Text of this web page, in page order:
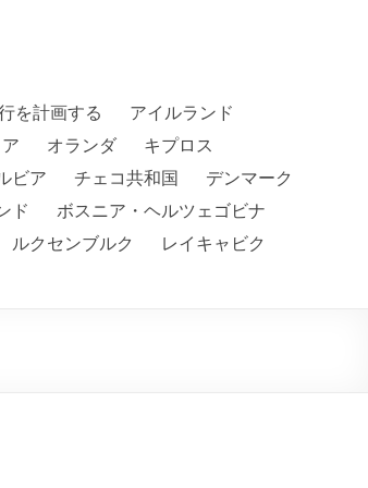
を計画する
アイルランド
オランダ
キプロス
ビア チェコ共和国
デンマーク
ド
ボスニア・ヘルツェゴビナ
ルクセンブルク
レイキャビク